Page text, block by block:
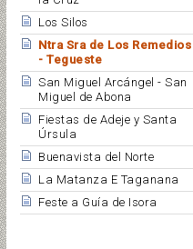
Los Silos
Ntra Sra de Los Remedios
- Tegueste
San Miguel Arcángel - San
Miguel de Abona
Fiestas de Adeje y Santa
Úrsula
Buenavista del Norte
La Matanza E Taganana
Feste a Guía de Isora